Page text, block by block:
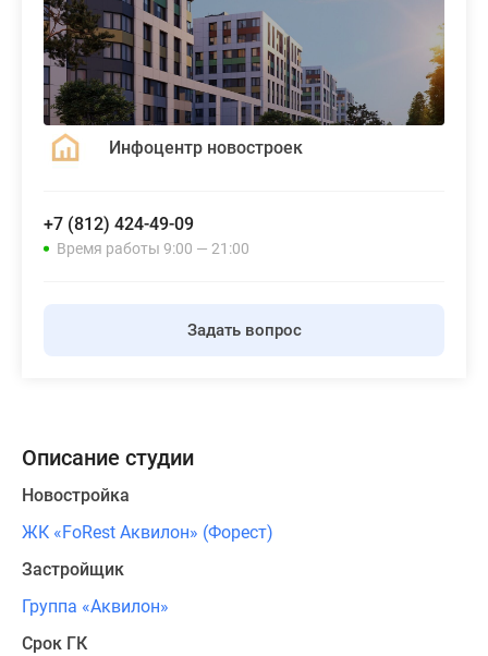
Инфоцентр новостроек
+7 (812) 424-49-09
Время работы 9:00 — 21:00
Задать вопрос
Описание студии
Новостройка
ЖК «FoRest Аквилон» (Форест)
Застройщик
Группа «Аквилон»
Срок ГК